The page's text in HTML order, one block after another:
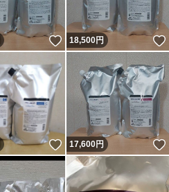
いいね！
18,500円
いいね！
17,600円